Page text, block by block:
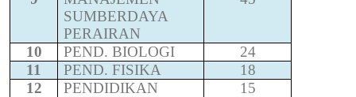
SUMBERDAYA
PERAIRAN
10 PEND. BIOLOGI
24
11
PEND. FISIKA
18
12
PENDIDIKAN
15